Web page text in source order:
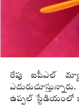
రేపు ఐపీఎల్‌
ఉప్పల్‌ స్టేడియంలో